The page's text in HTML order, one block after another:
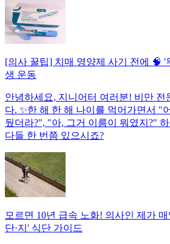
[의사 꿀팁] 치매 영양제 사기 전에 🧠 '
생 운동
안녕하세요, 지니어터 여러분! 비만 전
다. ✨한 해 한 해 나이를 먹어가면서 "
뒀더라?", "아, 그거 이름이 뭐였지?"
다들 한 번쯤 있으시죠?
모르면 10년 급속 노화! 의사인 제가
단·지' 식단 가이드